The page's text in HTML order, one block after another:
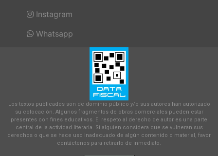
Instagram
Whatsapp
Los textos publicados son de dominio público y/o sus autores han autorizado
su colocación. Algunos fragmentos de obras comerciales pueden estar
presentes con fines educativos. El respeto al derecho de autor es una parte
central de la actividad literaria. Si alguien considera que se vulneran sus
derechos o que se hace uso inadecuado de algún contenido o material, favor
contáctenos para retirarlo de inmediato.